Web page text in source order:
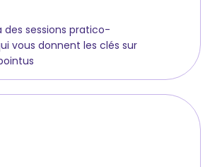
des sessions pratico-
vous donnent les clés sur